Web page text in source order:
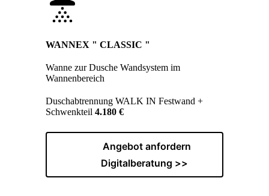
WANNEX " CLASSIC "
Wanne zur Dusche Wandsystem im
Wannenbereich
Duschabtrennung WALK IN Festwand +
Schwenkteil4.180 €
Angebot anfordern
Digitalberatung >>